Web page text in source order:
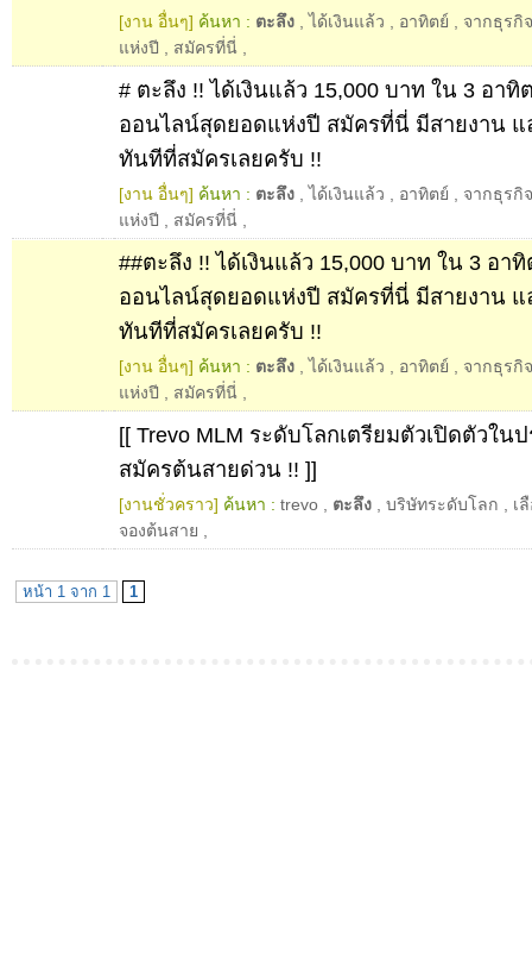
[งาน อื่นๆ] ค้นหา : ตะลึง ,ได้เงินแล้ว อาทิตย์
จากธุรกิ
แห่งปี
สมัครที่นี่
# ตะลึง !! ได้เงินแล้ว 15,000 บาท ใน 3 อาทิ
ออนไลน์สุดยอดแห่งปี สมัครที่นี่ มีสายงาน แ
ทันทีที่สมัครเลยครับ !!
[งาน อื่นๆ] ค้นหา : ตะลึง ,ได้เงินแล้ว อาทิตย์
จากธุรกิ
แห่งปี
สมัครที่นี่
##ตะลึง !! ได้เงินแล้ว 15,000 บาท ใน 3 อา
ออนไลน์สุดยอดแห่งปี สมัครที่นี่ มีสายงาน แ
ทันทีที่สมัครเลยครับ !!
[งาน อื่นๆ] ค้นหา : ตะลึง ,ได้เงินแล้ว อาทิตย์
จากธุรกิ
แห่งปี
สมัครที่นี่
[[ Trevo MLM ระดับโลกเตรียมตัวเปิดตัวใน
สมัครต้นสายด่วน !! ]]
[งานชั่วคราว] ค้นหา : trevo ตะลึง บริษัทระดับโลก
เ
จองต้นสาย
หน้า 1 จาก 1 1